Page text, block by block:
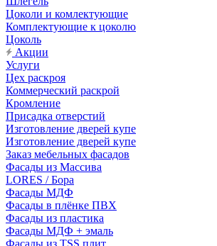
Цоколи и комлектующие
Комплектующие к цоколю
Цоколь
Акции
Услуги
Цех раскроя
Коммерческий раскрой
Кромление
Присадка отверстий
Изготовление дверей купе
Изготовление дверей купе
Заказ мебельных фасадов
Фасады из Массива
LORES / Бора
Фасады МДФ
Фасады в плёнке ПВХ
Фасады из пластика
Фасады МДФ + эмаль
Фасады из TSS плит